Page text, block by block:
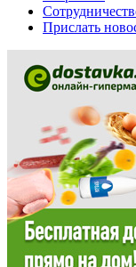
Прислать